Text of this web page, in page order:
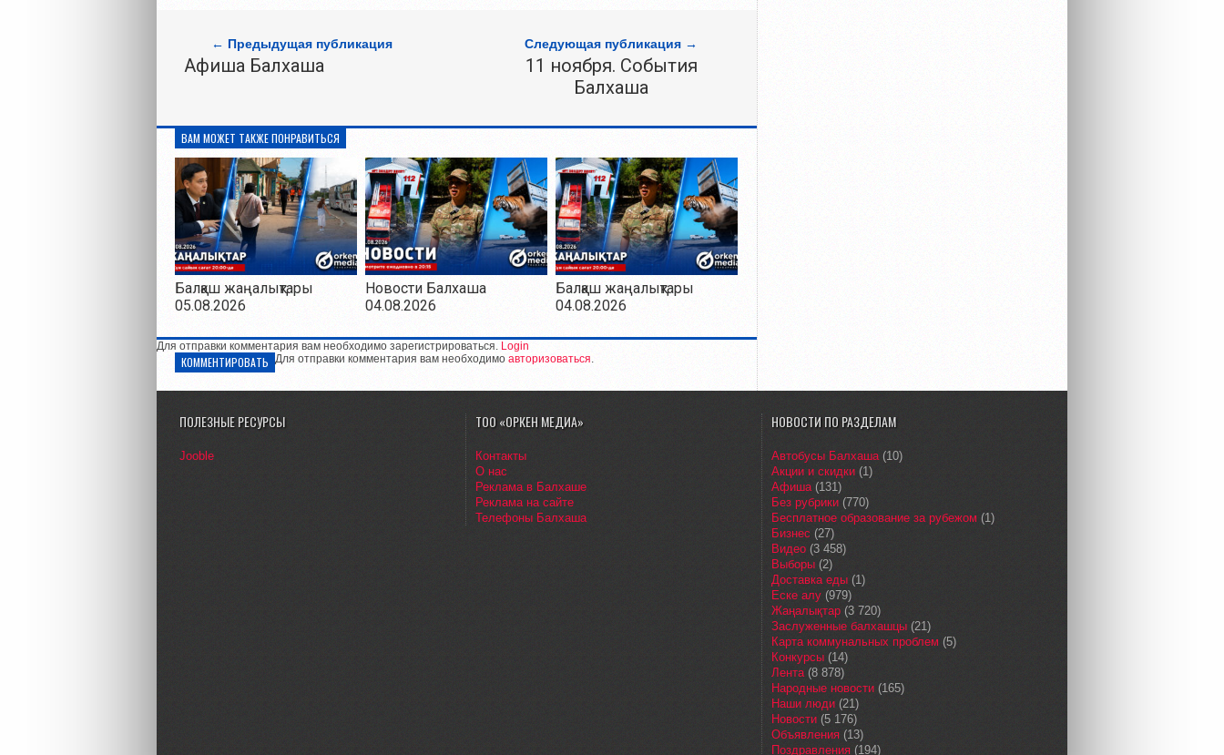
← Предыдущая публикация
Афиша Балхаша
Следующая публикация →
11 ноября. События
Балхаша
ВАМ МОЖЕТ ТАКЖЕ ПОНРАВИТЬСЯ
Балқаш жаңалықтары
05.08.2026
Новости Балхаша
04.08.2026
Балқаш жаңалықтары
04.08.2026
Для отправки комментария вам необходимо зарегистрироваться. Login
КОММЕНТИРОВАТЬ Для отправки комментария вам необходимо авторизоваться.
ПОЛЕЗНЫЕ РЕСУРСЫ
Jooble
ТОО «ОРКЕН МЕДИА»
Контакты
О нас
Реклама в Балхаше
Реклама на сайте
Телефоны Балхаша
НОВОСТИ ПО РАЗДЕЛАМ
Автобусы Балхаша(10)
Акции и скидки (1)
Афиша(131)
Без рубрики (770)
Бесплатное образование за рубежом (1)
Бизнес (27)
Видео (3 458)
Выборы (2)
Доставка еды (1)
Еске алу (979)
Жаңалықтар (3 720)
Заслуженные балхашцы (21)
Карта коммунальных проблем (5)
Конкурсы (14)
Лента(8 878)
Народные новости (165)
Наши люди (21)
Новости (5 176)
Объявления (13)
Поздравления (194)